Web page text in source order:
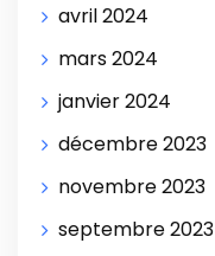
avril 2024
mars 2024
janvier 2024
décembre 2023
novembre 2023
septembre 2023